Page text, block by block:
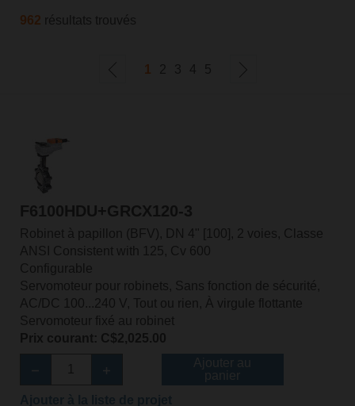
962 résultats trouvés
1 2 3 4 5
F6100HDU+GRCX120-3
Robinet à papillon (BFV), DN 4" [100], 2 voies, Classe
ANSI Consistent with 125, Cv 600
Configurable
Servomoteur pour robinets, Sans fonction de sécurité,
AC/DC 100...240 V, Tout ou rien, À virgule flottante
Servomoteur fixé au robinet
Prix courant: C$2,025.00